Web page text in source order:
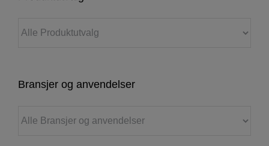
Bransjer og anvendelser